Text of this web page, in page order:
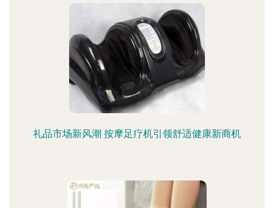
礼品市场新风潮 按摩足疗机引领舒适健康新商机